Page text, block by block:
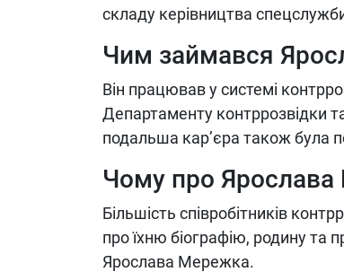
складу керівництва
Чим займався
Він працював у системі
Департаменту контррозвідки
подальша кар’єра також була
Чому про Ярослава
Більшість співробітників
про їхню біографію, родину та
Ярослава Мережка.